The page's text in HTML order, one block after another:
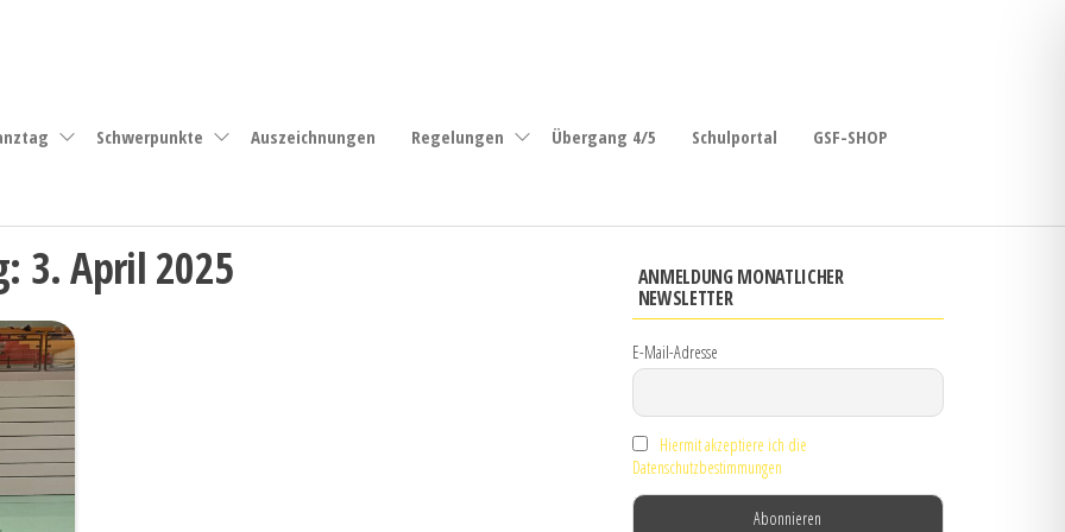
Schwerpunkte Auszeichnungen Regelungen Übergang 4/5 Schulportal GSF-SHOP
3. April 2025
ANMELDUNG MONATLICHER
NEWSLETTER
E-Mail-Adresse
Hiermit akzeptiere ich die
Datenschutzbestimmungen